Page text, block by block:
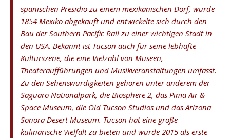
spanischen Presidio zu einem mexikanischen Dorf, wurde
1854 Mexiko abgekauft und entwickelte sich durch den
Bau der Southern Pacific Rail zu einer wichtigen Stadt in
den USA. Bekannt ist Tucson auch für seine lebhafte
Kulturszene, die eine Vielzahl von Museen,
Theateraufführungen und Musikveranstaltungen umfasst.
Zu den Sehenswürdigkeiten gehören unter anderem der
Saguaro Nationalpark, die Biosphere 2, das Pima Air &
Space Museum, die Old Tucson Studios und das Arizona
Sonora Desert Museum. Tucson hat eine große
kulinarische Vielfalt zu bieten und wurde 2015 als erste